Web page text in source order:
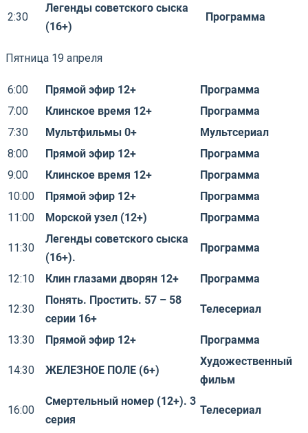
2:30
Легенды советского сыска
(16+)
Программа
Пятница 19 апреля
6:00 Прямой эфир 12+
Программа
7:00
Клинское время 12+
Программа
7:30
Мультфильмы 0+
Мультсериал
8:00
Прямой эфир 12+
Программа
9:00
Клинское время 12+
Программа
10:00
Прямой эфир 12+
Программа
11:00
Морской узел (12+) Программа
11:30
Легенды советского сыска
(16+).
Программа
12:10 Клин глазами дворян 12+ Программа
12:30
Понять. Простить. 57 – 58
серии 16+
Телесериал
13:30 Прямой эфир 12+ Программа
14:30 ЖЕЛЕЗНОЕ ПОЛЕ (6+)
Художественный
фильм
16:00
Смертельный номер (12+). 3
серия
Телесериал